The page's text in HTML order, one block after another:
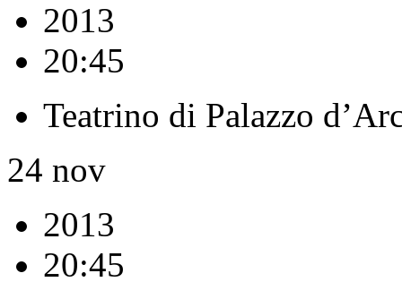
2013
20:45
Teatrino di Palazzo
24 nov
2013
20:45